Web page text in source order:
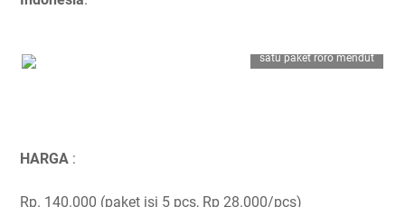
satu paket roro mendut
HARGA :
Rp. 140.000 (paket isi 5 pcs, Rp 28.000/pcs)